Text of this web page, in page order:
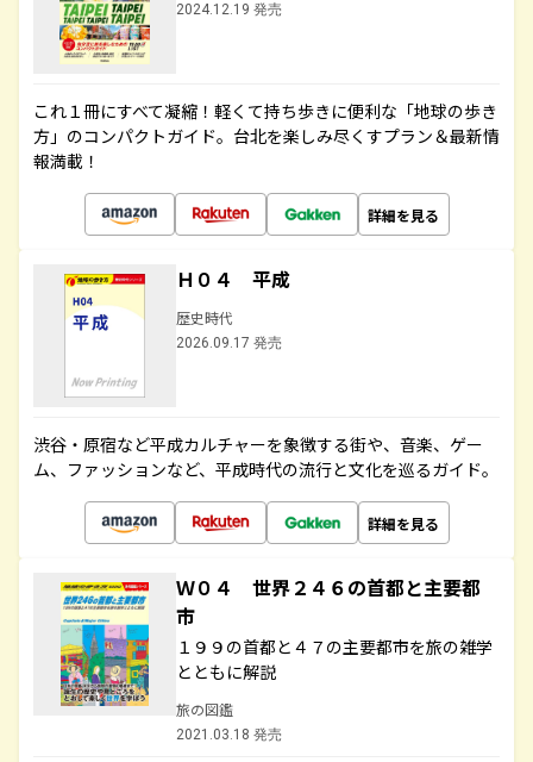
2024.12.19 発売
これ１冊にすべて凝縮！軽くて持ち歩きに便利な「地球の歩き
方」のコンパクトガイド。台北を楽しみ尽くすプラン＆最新情
報満載！
詳細を見る
Ｈ０４ 平成
歴史時代
2026.09.17 発売
渋谷・原宿など平成カルチャーを象徴する街や、音楽、ゲー
ム、ファッションなど、平成時代の流行と文化を巡るガイド。
詳細を見る
Ｗ０４ 世界２４６の首都と主要都
市
１９９の首都と４７の主要都市を旅の雑学
とともに解説
旅の図鑑
2021.03.18 発売